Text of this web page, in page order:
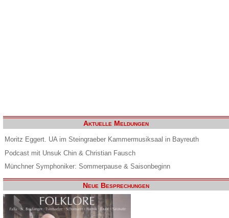
Aktuelle Meldungen
Moritz Eggert. UA im Steingraeber Kammermusiksaal in Bayreuth
Podcast mit Unsuk Chin & Christian Fausch
Münchner Symphoniker: Sommerpause & Saisonbeginn
Neue Besprechungen